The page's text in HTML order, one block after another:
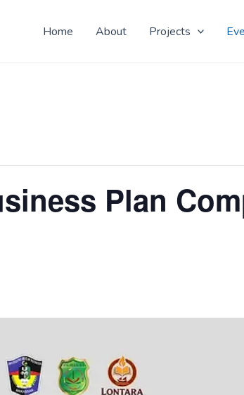
Home About Projects
Plan
why you here, but nice to see ya!